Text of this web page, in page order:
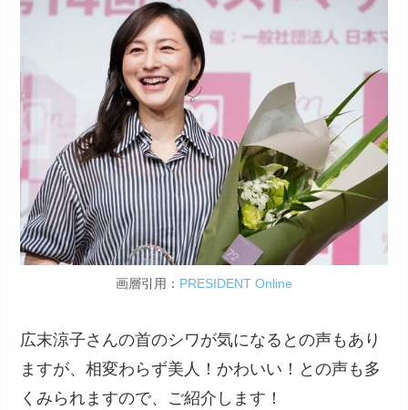
画層引用： PRESIDENT Online
広末涼子さんの首のシワが気になるとの声もあり
ますが、相変わらず美人！かわいい！との声も多
くみられますので、ご紹介します！